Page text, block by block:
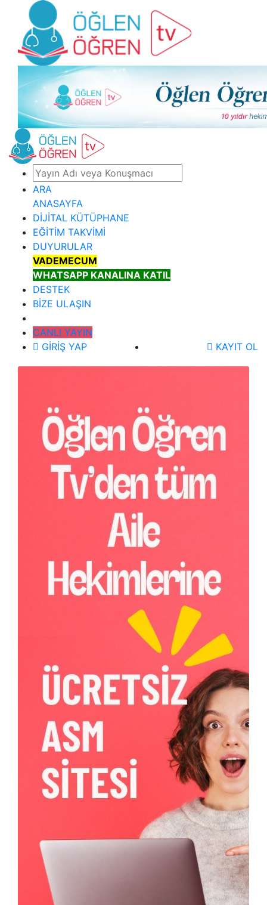
ARA
ANASAYFA
DİJİTAL KÜTÜPHANE
EĞİTİM TAKVİMİ
DUYURULAR
VADEMECUM
WHATSAPP KANALINA KATIL
DESTEK
BİZE ULAŞIN
CANLI YAYIN
GİRİŞ YAP
KAYIT OL